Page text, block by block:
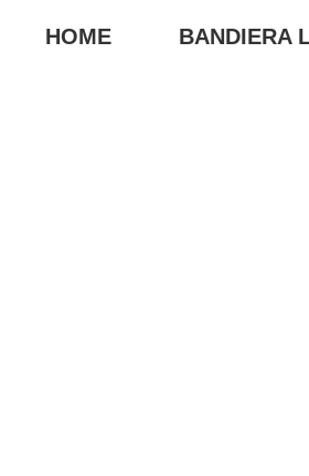
HOME BANDIERA